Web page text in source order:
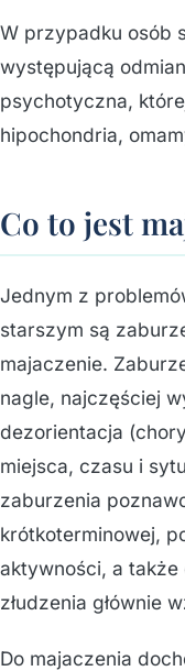
W przypadku osób
występującą
psychotyczna,
hipochondria,
Co to jest
Jednym z
starszym są
majaczenie.
nagle, najczęściej
dezorientacja
miejsca, czasu i
zaburzenia
krótkoterminowej,
aktywności, a
złudzenia głównie
Do majaczenia